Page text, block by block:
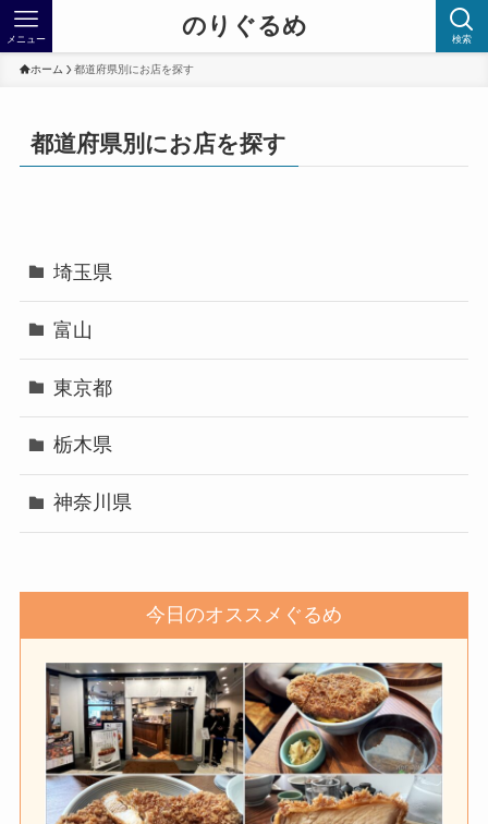
のりぐるめ 検索
メニュー
ホーム 都道府県別にお店を探す
都道府県別にお店を探す
埼玉県
富山
東京都
栃木県
神奈川県
今日のオススメぐるめ